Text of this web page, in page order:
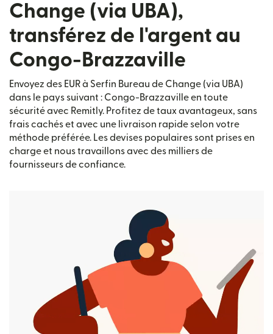
Change (via UBA),
transférez de l'argent au
Congo-Brazzaville
Envoyez des EUR à Serfin Bureau de Change (via UBA)
dans le pays suivant : Congo-Brazzaville en toute
sécurité avec Remitly. Profitez de taux avantageux, sans
frais cachés et avec une livraison rapide selon votre
méthode préférée. Les devises populaires sont prises en
charge et nous travaillons avec des milliers de
fournisseurs de confiance.